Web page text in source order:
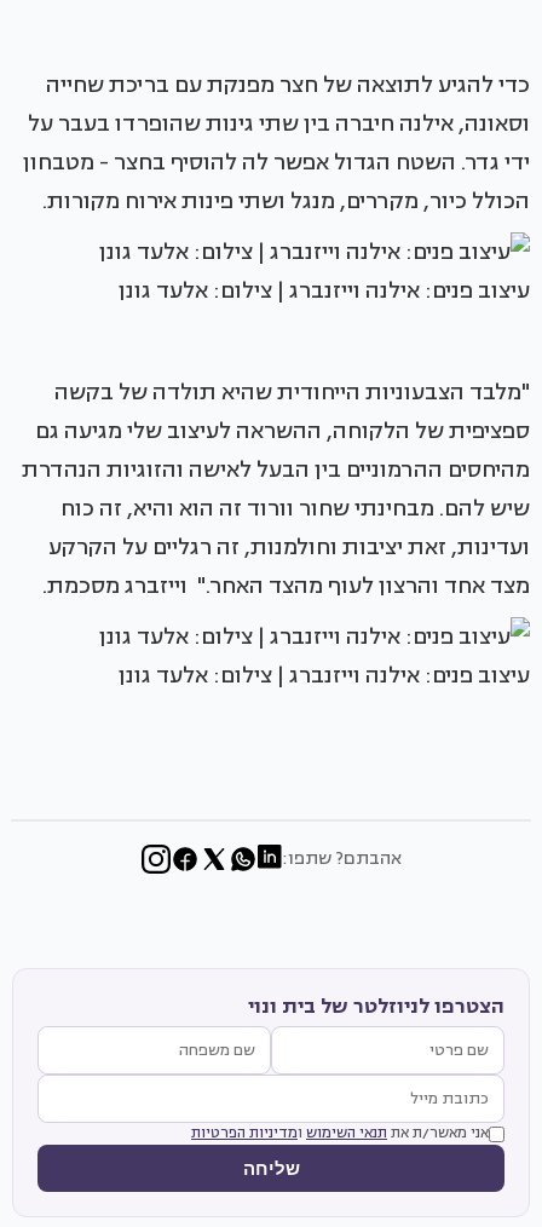
כדי להגיע לתוצאה של חצר מפנקת עם בריכת שחייה
וסאונה, אילנה חיברה בין שתי גינות שהופרדו בעבר על
ידי גדר. השטח הגדול אפשר לה להוסיף בחצר - מטבחון
הכולל כיור, מקררים, מנגל ושתי פינות אירוח מקורות.
עיצוב פנים: אילנה וייזנברג | צילום: אלעד גונן
"מלבד הצבעוניות הייחודית שהיא תולדה של בקשה
ספציפית של הלקוחה, ההשראה לעיצוב שלי מגיעה גם
מהיחסים ההרמוניים בין הבעל לאישה והזוגיות הנהדרת
שיש להם. מבחינתי שחור וורוד זה הוא והיא, זה כוח
ועדינות, זאת יציבות וחולמנות, זה רגליים על הקרקע
מצד אחד והרצון לעוף מהצד האחר." וייזברג מסכמת.
עיצוב פנים: אילנה וייזנברג | צילום: אלעד גונן
אהבתם? שתפו:
הצטרפו לניוזלטר של בית ונוי
אני מאשר/ת את תנאי השימוש ומדיניות הפרטיות
שליחה